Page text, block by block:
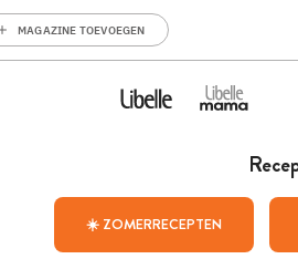
MAGAZINE TOEVOEGEN
☀️ ZOMERRECEPTEN